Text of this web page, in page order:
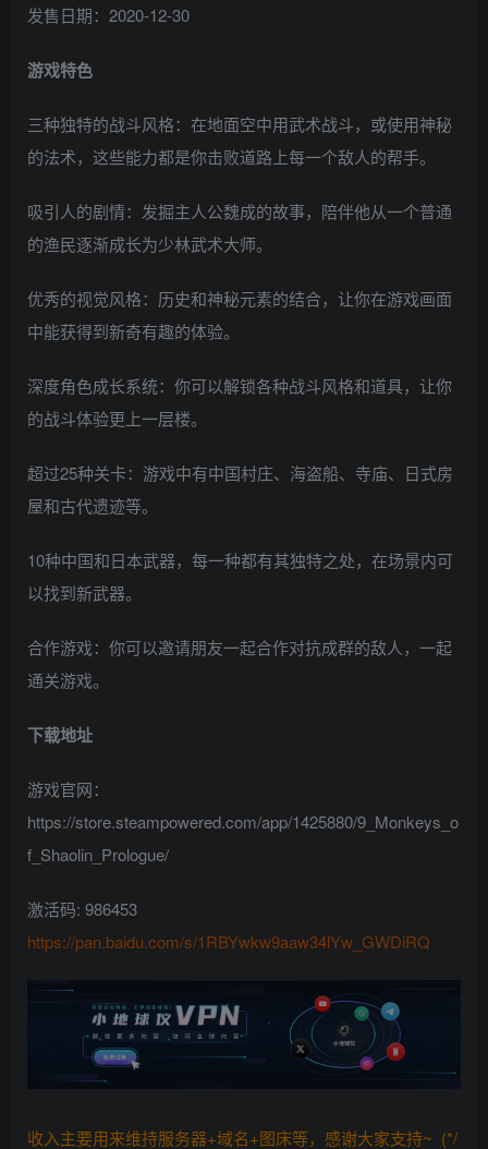
发售日期：2020-12-30
游戏特色
三种独特的战斗风格：在地面空中用武术战斗，或使用神秘
的法术，这些能力都是你击败道路上每一个敌人的帮手。
吸引人的剧情：发掘主人公魏成的故事，陪伴他从一个普通
的渔民逐渐成长为少林武术大师。
优秀的视觉风格：历史和神秘元素的结合，让你在游戏画面
中能获得到新奇有趣的体验。
深度角色成长系统：你可以解锁各种战斗风格和道具，让你
的战斗体验更上一层楼。
超过25种关卡：游戏中有中国村庄、海盗船、寺庙、日式房
屋和古代遗迹等。
10种中国和日本武器，每一种都有其独特之处，在场景内可
以找到新武器。
合作游戏：你可以邀请朋友一起合作对抗成群的敌人，一起
通关游戏。
下载地址
游戏官网：
https://store.steampowered.com/app/1425880/9_Monkeys_o
f_Shaolin_Prologue/
激活码: 986453
https://pan.baidu.com/s/1RBYwkw9aaw34lYw_GWDiRQ
收入主要用来维持服务器+域名+图床等，感谢大家支持~ (*/